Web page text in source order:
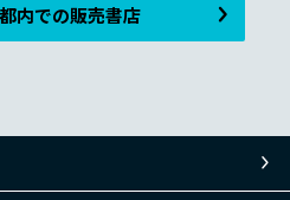
内での販売書店